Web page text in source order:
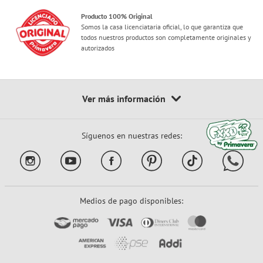
Producto 100% Original
Somos la casa licenciataria oficial, lo que garantiza que
todos nuestros productos son completamente originales y
autorizados
Síguenos en nuestras redes:
Medios de pago disponibles: